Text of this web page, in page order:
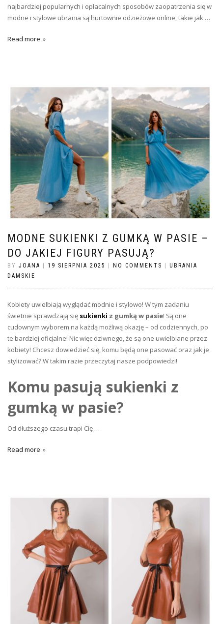
najbardziej popularnych i opłacalnych sposobów zaopatrzenia się w
modne i stylowe ubrania są hurtownie odzieżowe online, takie jak …
Read more
MODNE SUKIENKI Z GUMKĄ W PASIE –
DO JAKIEJ FIGURY PASUJĄ?
BY JOANA | 19 SIERPNIA 2025 | NO COMMENTS | UBRANIA
DAMSKIE
Kobiety uwielbiają wyglądać modnie i stylowo! W tym zadaniu
świetnie sprawdzają się sukienki z gumką w pasie! Są one
cudownym wyborem na każdą możliwą okazję – od codziennych, po
te bardziej oficjalne! Nic więc dziwnego, że są one uwielbiane przez
kobiety! Chcesz dowiedzieć się, komu będą one pasować oraz jak je
stylizować? W takim razie przeczytaj nasze podpowiedzi!
Komu pasują sukienki z
gumką w pasie?
Od dłuższego czasu trapi Cię …
Read more